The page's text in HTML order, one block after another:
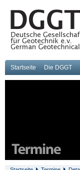
Startseite Die DGGT